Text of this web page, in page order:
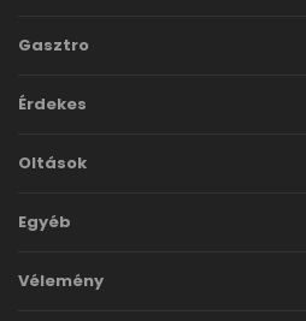
Gasztro
Érdekes
Oltások
Egyéb
Vélemény